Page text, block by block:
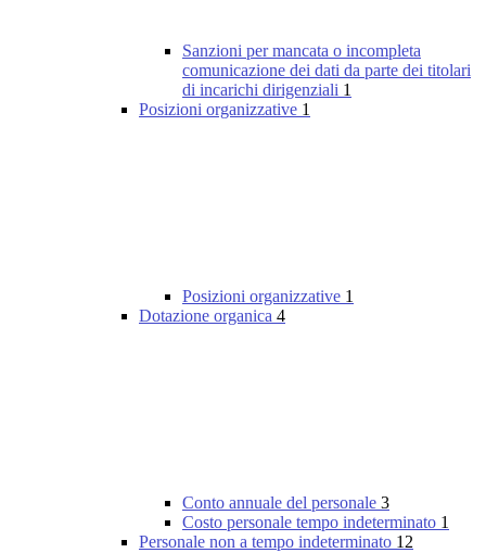
Sanzioni per mancata o incompleta
comunicazione dei dati da parte dei titolari
di incarichi dirigenziali 1
Posizioni organizzative 1
Posizioni organizzative 1
Dotazione organica 4
Conto annuale del personale 3
Costo personale tempo indeterminato 1
Personale non a tempo indeterminato 12